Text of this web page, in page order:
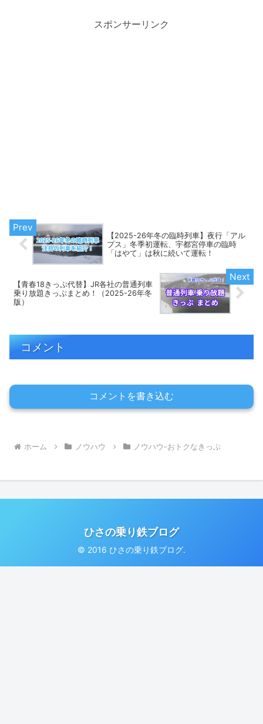
スポンサーリンク
【2025-26年冬の臨時列車】夜行「アル
プス」冬季初運転、宇都宮停車の臨時
「はやて」は秋に続いて運転！
【青春18きっぷ代替】JR各社の普通列車
乗り放題きっぷまとめ！（2025-26年冬
版）
コメント
コメントを書き込む
ホーム ノウハウ ノウハウ-おトクなきっぷ
ひさの乗り鉄ブログ
© 2016 ひさの乗り鉄ブログ.